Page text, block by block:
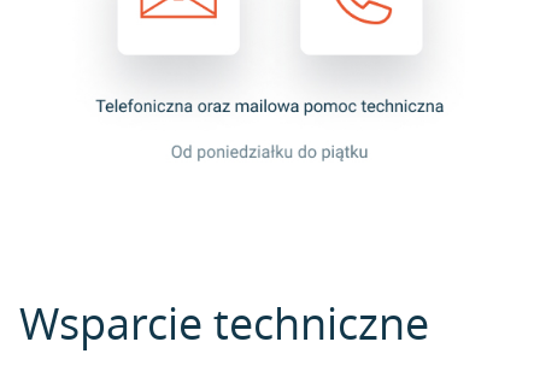
Wsparcie techniczne